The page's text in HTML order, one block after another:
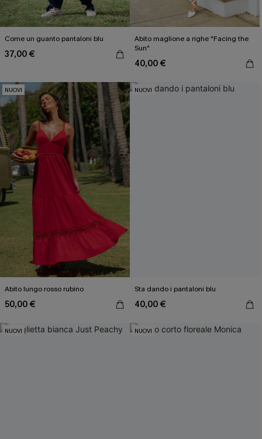
Come un guanto pantaloni blu
37,00 €
Abito maglione a righe "Facing the
Sun"
40,00 €
NUOVI
Abito lungo rosso rubino
50,00 €
NUOVI
Sta dando i pantaloni blu
40,00 €
NUOVI NUOVI